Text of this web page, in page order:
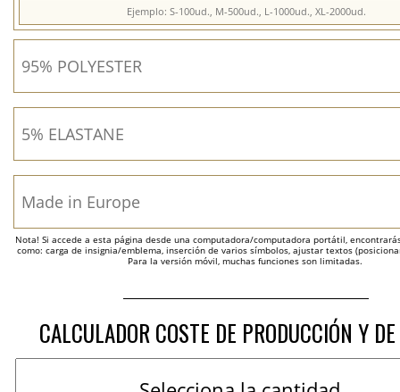
Nota! Si accede a esta página desde una computadora/computadora portátil,
como: carga de insignia/emblema, inserción de varios símbolos, ajustar textos
Para la versión móvil, muchas funciones son limitadas.
CALCULADOR COSTE DE PRODUCCIÓN Y